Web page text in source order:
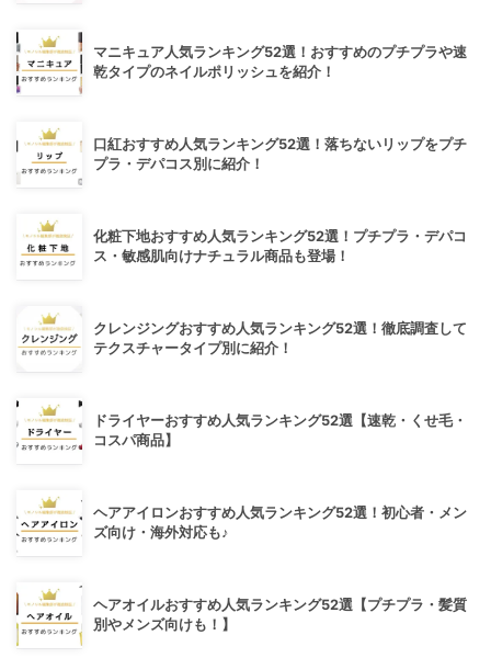
マニキュア人気ランキング52選！おすすめのプチプラや速
乾タイプのネイルポリッシュを紹介！
口紅おすすめ人気ランキング52選！落ちないリップをプチ
プラ・デパコス別に紹介！
化粧下地おすすめ人気ランキング52選！プチプラ・デパコ
ス・敏感肌向けナチュラル商品も登場！
クレンジングおすすめ人気ランキング52選！徹底調査して
テクスチャータイプ別に紹介！
ドライヤーおすすめ人気ランキング52選【速乾・くせ毛・
コスパ商品】
ヘアアイロンおすすめ人気ランキング52選！初心者・メン
ズ向け・海外対応も♪
ヘアオイルおすすめ人気ランキング52選【プチプラ・髪質
別やメンズ向けも！】